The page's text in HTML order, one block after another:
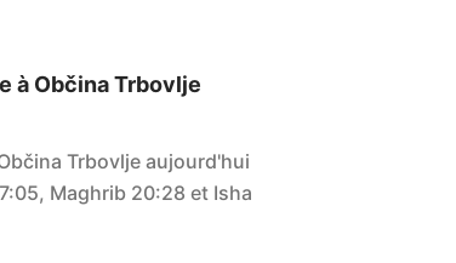
à Občina Trbovlje
Trbovlje aujourd'hui
Maghrib 20:28 et Isha